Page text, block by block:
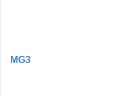
MG3